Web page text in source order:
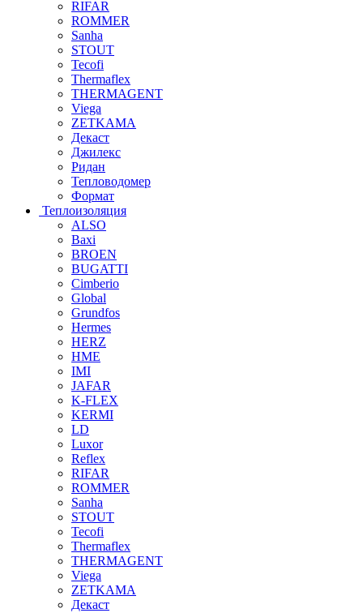
RIFAR
ROMMER
Sanha
STOUT
Tecofi
Thermaflex
THERMAGENT
Viega
ZETKAMA
Декаст
Джилекс
Ридан
Тепловодомер
Формат
Теплоизоляция
ALSO
Baxi
BROEN
BUGATTI
Cimberio
Global
Grundfos
Hermes
HERZ
HME
IMI
JAFAR
K-FLEX
KERMI
LD
Luxor
Reflex
RIFAR
ROMMER
Sanha
STOUT
Tecofi
Thermaflex
THERMAGENT
Viega
ZETKAMA
Декаст